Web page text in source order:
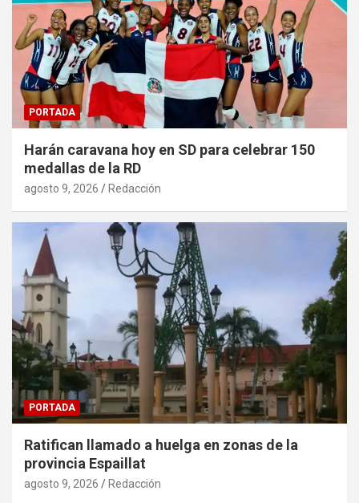
PORTADA
Harán caravana hoy en SD para celebrar 150
medallas de la RD
agosto 9, 2026 Redacción
PORTADA
Ratifican llamado a huelga en zonas de la
provincia Espaillat
agosto 9, 2026 Redacción